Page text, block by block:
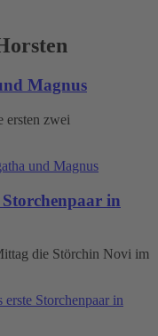
Magnus
ersten zwei
und Magnus
in
die Störchin Novi im
Storchenpaar in